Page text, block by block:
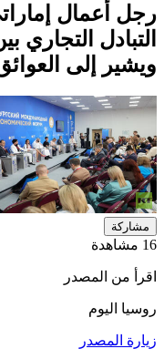
رجل أعمال
التبادل التجاري
ويشير إلى
مشاركة
16 مشاهدة
اقرأ من المصدر
روسيا اليوم
زيارة المصدر